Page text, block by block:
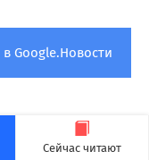
Сейчас читают
Google.Новости
«Людях